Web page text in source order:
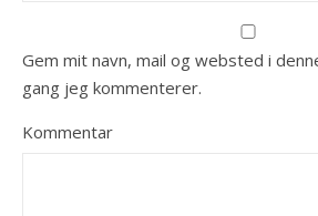
Gem mit navn, mail og websted i
gang jeg kommenterer.
Kommentar